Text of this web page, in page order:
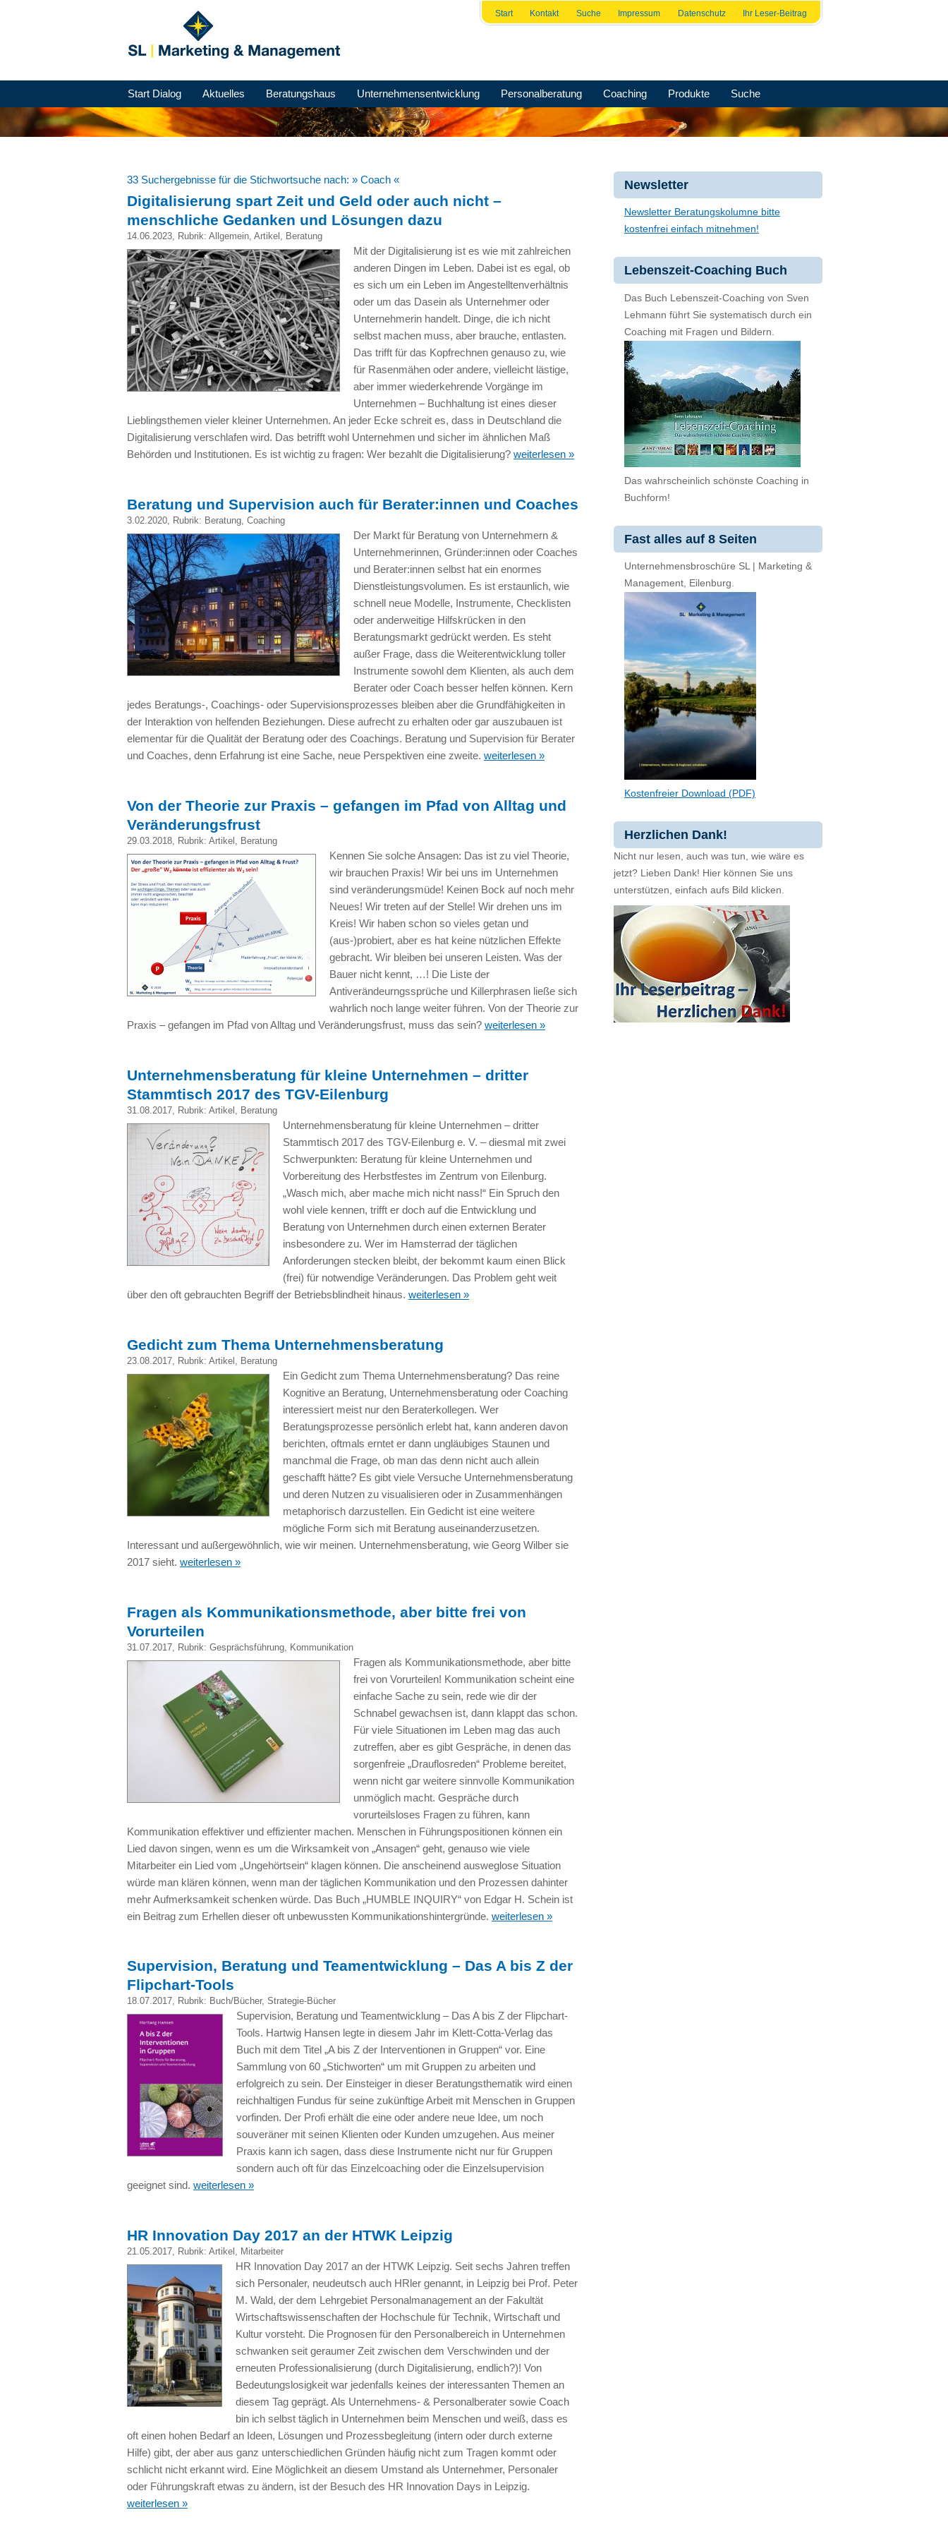
Start Kontakt Suche Impressum Datenschutz Ihr Leser-Beitrag
Start Dialog Aktuelles Beratungshaus Unternehmensentwicklung Personalberatung Coaching Produkte Suche
33 Suchergebnisse für die Stichwortsuche nach: » Coach «
Digitalisierung spart Zeit und Geld oder auch nicht –
menschliche Gedanken und Lösungen dazu
14.06.2023, Rubrik: Allgemein, Artikel , Beratung
Mit der Digitalisierung ist es wie mit zahlreichen
anderen Dingen im Leben. Dabei ist es egal, ob
es sich um ein Leben im Angestelltenverhältnis
oder um das Dasein als Unternehmer oder
Unternehmerin handelt. Dinge, die ich nicht
selbst machen muss, aber brauche, entlasten.
Das trifft für das Kopfrechnen genauso zu, wie
für Rasenmähen oder andere, vielleicht lästige,
aber immer wiederkehrende Vorgänge im
Unternehmen – Buchhaltung ist eines dieser
Lieblingsthemen vieler kleiner Unternehmen. An jeder Ecke schreit es, dass in Deutschland die
Digitalisierung verschlafen wird. Das betrifft wohl Unternehmen und sicher im ähnlichen Maß
Behörden und Institutionen. Es ist wichtig zu fragen: Wer bezahlt die Digitalisierung? weiterlesen »
Beratung und Supervision auch für Berater:innen und Coaches
3.02.2020, Rubrik: Beratung, Coaching
Der Markt für Beratung von Unternehmern &
Unternehmerinnen, Gründer:innen oder Coaches
und Berater:innen selbst hat ein enormes
Dienstleistungsvolumen. Es ist erstaunlich, wie
schnell neue Modelle, Instrumente, Checklisten
oder anderweitige Hilfskrücken in den
Beratungsmarkt gedrückt werden. Es steht
außer Frage, dass die Weiterentwicklung toller
Instrumente sowohl dem Klienten, als auch dem
Berater oder Coach besser helfen können. Kern
jedes Beratungs-, Coachings- oder Supervisionsprozesses bleiben aber die Grundfähigkeiten in
der Interaktion von helfenden Beziehungen. Diese aufrecht zu erhalten oder gar auszubauen ist
elementar für die Qualität der Beratung oder des Coachings. Beratung und Supervision für Berater
und Coaches, denn Erfahrung ist eine Sache, neue Perspektiven eine zweite. weiterlesen »
Von der Theorie zur Praxis – gefangen im Pfad von Alltag und
Veränderungsfrust
29.03.2018, Rubrik: Artikel , Beratung
Kennen Sie solche Ansagen: Das ist zu viel Theorie,
wir brauchen Praxis! Wir bei uns im Unternehmen
sind veränderungsmüde! Keinen Bock auf noch mehr
Neues! Wir treten auf der Stelle! Wir drehen uns im
Kreis! Wir haben schon so vieles getan und
(aus-)probiert, aber es hat keine nützlichen Effekte
gebracht. Wir bleiben bei unseren Leisten. Was der
Bauer nicht kennt, …! Die Liste der
Antiverändeurngssprüche und Killerphrasen ließe sich
wahrlich noch lange weiter führen. Von der Theorie zur
Praxis – gefangen im Pfad von Alltag und Veränderungsfrust, muss das sein? weiterlesen »
Unternehmensberatung für kleine Unternehmen – dritter
Stammtisch 2017 des TGV-Eilenburg
31.08.2017 , Rubrik: Artikel Beratung
Unternehmensberatung für kleine Unternehmen – dritter
Stammtisch 2017 des TGV-Eilenburg e. V. – diesmal mit zwei
Schwerpunkten: Beratung für kleine Unternehmen und
Vorbereitung des Herbstfestes im Zentrum von Eilenburg.
„Wasch mich, aber mache mich nicht nass!“ Ein Spruch den
wohl viele kennen, trifft er doch auf die Entwicklung und
Beratung von Unternehmen durch einen externen Berater
insbesondere zu. Wer im Hamsterrad der täglichen
Anforderungen stecken bleibt, der bekommt kaum einen Blick
(frei) für notwendige Veränderungen. Das Problem geht weit
über den oft gebrauchten Begriff der Betriebsblindheit hinaus. weiterlesen »
Gedicht zum Thema Unternehmensberatung
23.08.2017 , Rubrik: Artikel Beratung
Ein Gedicht zum Thema Unternehmensberatung? Das reine
Kognitive an Beratung, Unternehmensberatung oder Coaching
interessiert meist nur den Beraterkollegen. Wer
Beratungsprozesse persönlich erlebt hat, kann anderen davon
berichten, oftmals erntet er dann ungläubiges Staunen und
manchmal die Frage, ob man das denn nicht auch allein
geschafft hätte? Es gibt viele Versuche Unternehmensberatung
und deren Nutzen zu visualisieren oder in Zusammenhängen
metaphorisch darzustellen. Ein Gedicht ist eine weitere
mögliche Form sich mit Beratung auseinanderzusetzen.
Interessant und außergewöhnlich, wie wir meinen. Unternehmensberatung, wie Georg Wilber sie
2017 sieht. weiterlesen »
Fragen als Kommunikationsmethode, aber bitte frei von
Vorurteilen
31.07.2017 , Rubrik: Gesprächsführung Kommunikation
Fragen als Kommunikationsmethode, aber bitte
frei von Vorurteilen! Kommunikation scheint eine
einfache Sache zu sein, rede wie dir der
Schnabel gewachsen ist, dann klappt das schon.
Für viele Situationen im Leben mag das auch
zutreffen, aber es gibt Gespräche, in denen das
sorgenfreie „Drauflosreden“ Probleme bereitet,
wenn nicht gar weitere sinnvolle Kommunikation
unmöglich macht. Gespräche durch
vorurteilsloses Fragen zu führen, kann
Kommunikation effektiver und effizienter machen. Menschen in Führungspositionen können ein
Lied davon singen, wenn es um die Wirksamkeit von „Ansagen“ geht, genauso wie viele
Mitarbeiter ein Lied vom „Ungehörtsein“ klagen können. Die anscheinend ausweglose Situation
würde man klären können, wenn man der täglichen Kommunikation und den Prozessen dahinter
mehr Aufmerksamkeit schenken würde. Das Buch „HUMBLE INQUIRY“ von Edgar H. Schein ist
ein Beitrag zum Erhellen dieser oft unbewussten Kommunikationshintergründe. weiterlesen »
Supervision, Beratung und Teamentwicklung – Das A bis Z der
Flipchart-Tools
18.07.2017, Rubrik: Buch/Bücher, Strategie-Bücher
Supervision, Beratung und Teamentwicklung – Das A bis Z der Flipchart-
Tools. Hartwig Hansen legte in diesem Jahr im Klett-Cotta-Verlag das
Buch mit dem Titel „A bis Z der Interventionen in Gruppen“ vor. Eine
Sammlung von 60 „Stichworten“ um mit Gruppen zu arbeiten und
erfolgreich zu sein. Der Einsteiger in dieser Beratungsthematik wird einen
reichhaltigen Fundus für seine zukünftige Arbeit mit Menschen in Gruppen
vorfinden. Der Profi erhält die eine oder andere neue Idee, um noch
souveräner mit seinen Klienten oder Kunden umzugehen. Aus meiner
Praxis kann ich sagen, dass diese Instrumente nicht nur für Gruppen
sondern auch oft für das Einzelcoaching oder die Einzelsupervision
geeignet sind. weiterlesen »
HR Innovation Day 2017 an der HTWK Leipzig
21.05.2017, Rubrik: Artikel , Mitarbeiter
HR Innovation Day 2017 an der HTWK Leipzig. Seit sechs Jahren treffen
sich Personaler, neudeutsch auch HRler genannt, in Leipzig bei Prof. Peter
M. Wald, der dem Lehrgebiet Personalmanagement an der Fakultät
Wirtschaftswissenschaften der Hochschule für Technik, Wirtschaft und
Kultur vorsteht. Die Prognosen für den Personalbereich in Unternehmen
schwanken seit geraumer Zeit zwischen dem Verschwinden und der
erneuten Professionalisierung (durch Digitalisierung, endlich?)! Von
Bedeutungslosigkeit war jedenfalls keines der interessanten Themen an
diesem Tag geprägt. Als Unternehmens- & Personalberater sowie Coach
bin ich selbst täglich in Unternehmen beim Menschen und weiß, dass es
oft einen hohen Bedarf an Ideen, Lösungen und Prozessbegleitung (intern oder durch externe
Hilfe) gibt, der aber aus ganz unterschiedlichen Gründen häufig nicht zum Tragen kommt oder
schlicht nicht erkannt wird. Eine Möglichkeit an diesem Umstand als Unternehmer, Personaler
oder Führungskraft etwas zu ändern, ist der Besuch des HR Innovation Days in Leipzig.
weiterlesen »
Newsletter
Newsletter Beratungskolumne bitte
kostenfrei einfach mitnehmen!
Lebenszeit-Coaching Buch
Das Buch Lebenszeit-Coaching von Sven
Lehmann führt Sie systematisch durch ein
Coaching mit Fragen und Bildern.
Das wahrscheinlich schönste Coaching in
Buchform!
Fast alles auf 8 Seiten
Unternehmensbroschüre SL | Marketing &
Management, Eilenburg.
Kostenfreier Download (PDF)
Herzlichen Dank!
Nicht nur lesen, auch was tun, wie wäre es
jetzt? Lieben Dank! Hier können Sie uns
unterstützen, einfach aufs Bild klicken.